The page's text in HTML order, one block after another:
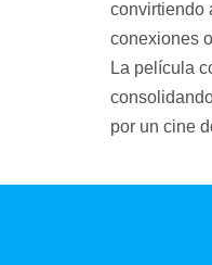
convirtiendo
conexiones
La película
por un cine